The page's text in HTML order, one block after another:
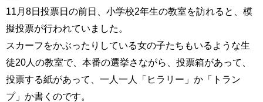
11月8日投票日の前日、小学校2年生の教室を訪れると、模
擬投票が行われていました。
スカーフをかぶったりしている女の子たちもいるような生
徒20人の教室で、本番の選挙さながら、投票箱があって、
投票する紙があって、一人一人「ヒラリー」か「トラン
プ」か書くのです。